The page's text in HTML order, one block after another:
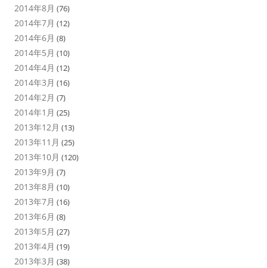
2014年8月 (76)
2014年7月 (12)
2014年6月 (8)
2014年5月 (10)
2014年4月 (12)
2014年3月 (16)
2014年2月 (7)
2014年1月 (25)
2013年12月 (13)
2013年11月 (25)
2013年10月 (120)
2013年9月 (7)
2013年8月 (10)
2013年7月 (16)
2013年6月 (8)
2013年5月 (27)
2013年4月 (19)
2013年3月 (38)